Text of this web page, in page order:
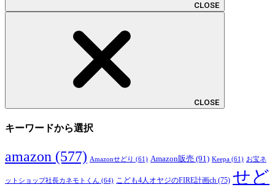
CLOSE
CLOSE
キーワードから選択
amazon (577) Amazonせどり (61) Amazon販売 (91) Keepa (61) お宝ネ
ットショップ社長カネモトくん (64) こども4人オヤジのFIRE計画ch (75) せど